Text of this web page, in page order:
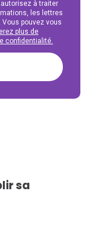
à traiter
les lettres
pouvez vous
plus de
confidentialité.
sa